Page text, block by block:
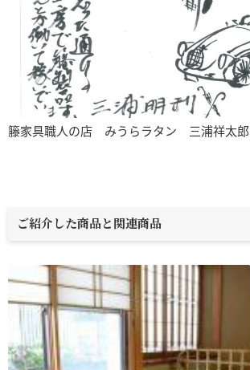
籐家具職人の店 みうらラタン 三浦祥太郎
ご紹介した商品と関連商品